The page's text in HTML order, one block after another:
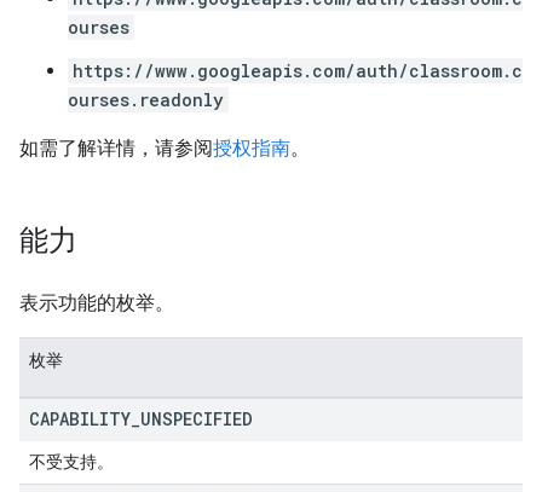
ourses
https://www.googleapis.com/auth/classroom.c
ourses.readonly
如需了解详情，请参阅授权指南。
能力
表示功能的枚举。
枚举
CAPABILITY UNSPECIFIED
不受支持。